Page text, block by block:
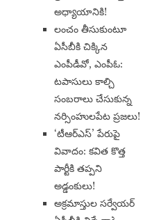
అధ్యాయానికి!
​లంచం తీసుకుంటూ
ఏసీబీకి చిక్కిన
ఎంపీడీవో, ఎంపీఓ:
టపాసులు కాల్చి
సంబరాలు చేసుకున్న
నర్సింహులపేట ప్రజలు!
‘టీఆర్ఎస్’ పేరుపై
వివాదం: కవిత కొత్త
పార్టీకి తప్పని
అడ్డంకులు!
అక్రమాస్తుల సర్వేయర్